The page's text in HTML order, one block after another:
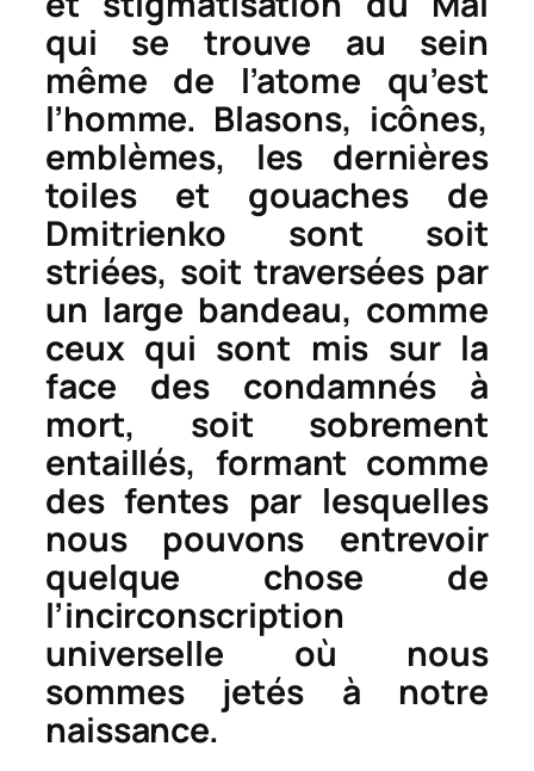
qui se trouve au sein
même de l’atome qu’est
l’homme. Blasons, icônes,
emblèmes, les dernières
toiles et gouaches de
Dmitrienko sont soit
striées, soit traversées par
un large bandeau, comme
ceux qui sont mis sur la
face des condamnés à
mort, soit sobrement
entaillés, formant comme
des fentes par lesquelles
nous pouvons entrevoir
quelque chose de
l’incirconscription
universelle où nous
sommes jetés à notre
naissance.